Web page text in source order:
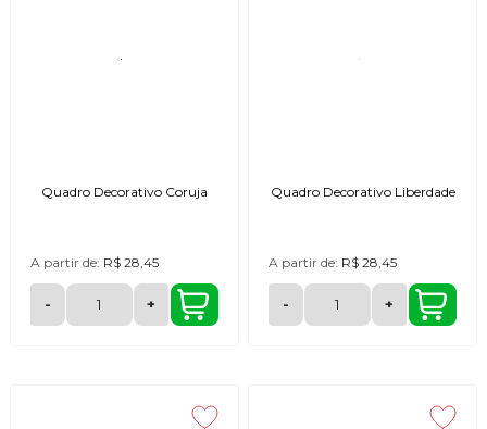
Quadro Decorativo Coruja
A partir de: R$ 28,45
- +
Quadro Decorativo Liberdade
A partir de: R$ 28,45
- +